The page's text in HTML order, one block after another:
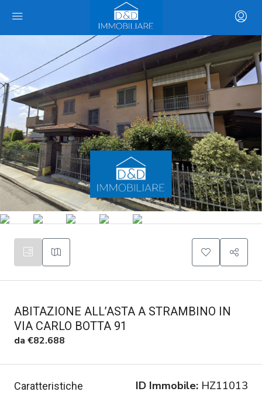
ABITAZIONE ALL’ASTA A STRAMBINO IN
VIA CARLO BOTTA 91
da €82.688
Caratteristiche ID Immobile: HZ11013